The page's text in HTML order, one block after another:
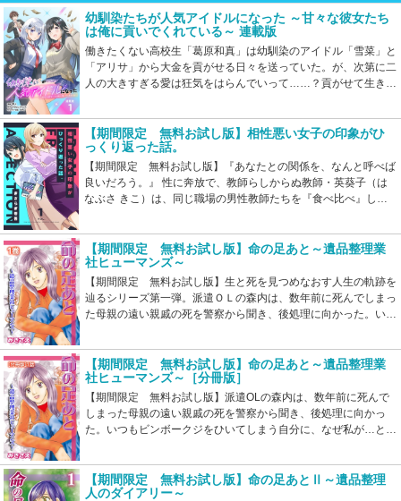
幼馴染たちが人気アイドルになった ～甘々な彼女たち
は俺に貢いでくれている～ 連載版
働きたくない高校生「葛原和真」は幼馴染のアイドル「雪菜」と
「アリサ」から大金を貢がせる日々を送っていた。が、次第に二
人の大きすぎる愛は狂気をはらんでいって……？貢がせて生き
【期間限定 無料お試し版】相性悪い女子の印象がひ
っくり返った話。
【期間限定 無料お試し版】『あなたとの関係を、なんと呼べば
良いだろう。』
性に奔放で、教師らしからぬ教師・英葵子（は
なぶさ きこ）は、
同じ職場の男性教師たちを『食べ比べ』し
である同じ学校の女性教師・古澤ひかり（ふるさわ ひかり）が
説教……と思いきや「私に男性の落とし方を教えてください」と
言ってきて…!? カーストクラッシャー、隠れ動画配信者、イメチ
ェン恩師、 『体の見返り』に裏でお金をもらう教師など、様々な
女性たちが、真逆な女性とぶつかり合い関係性を変化させてい
く。意外性に満ちた大人の『関係性』を紡ぐ物語、開幕。
【期間限定 無料お試し版】命の足あと～遺品整理業
社ヒューマンズ～
【期間限定 無料お試し版】生と死を見つめなおす人生の軌跡を
辿るシリーズ第一弾。派遣ＯＬの森内は、数年前に死んでしまっ
た母親の遠い親戚の死を警察から聞き、後処理に向かった。いつ
抱きながら…。後処理を委託した業者は、意外と若い、これとい
って特徴のない男性。顔も知らない親戚のために死の処理をしな
ければいけない矛盾に腹が立ち、その男性にも文句を言うが、
淡々と仕事をこなすのを見て、逆に興味がわいた…。※この巻は
[分冊版]1～5話までが収録されております。
【期間限定 無料お試し版】命の足あと～遺品整理業
社ヒューマンズ～［分冊版］
【期間限定 無料お試し版】派遣OLの森内は、数年前に死んで
しまった母親の遠い親戚の死を警察から聞き、後処理に向かっ
た。いつもビンボークジをひいてしまう自分に、なぜ私が…とい
【期間限定 無料お試し版】命の足あとⅡ～遺品整理
人のダイアリー～